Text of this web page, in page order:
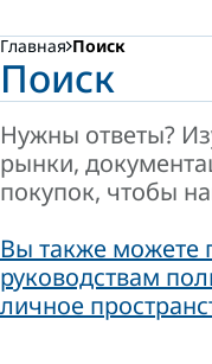
Главная Поиск
Поиск
Нужны ответы?
рынки,
покупок, чтобы
Вы также можете
руководствам
личное